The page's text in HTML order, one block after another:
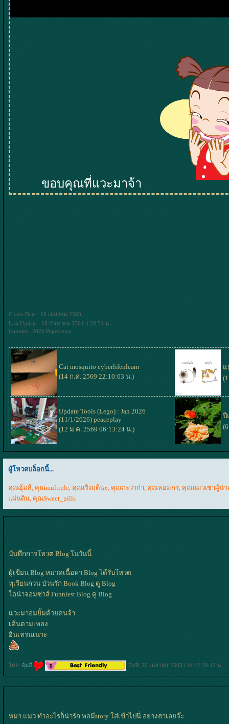
ขอบคุณที่แวะมาจ้า
Create Date : 19 เมษายน 2563
Last Update : 18 กันยายน 2564 4:28:54 น.
Counter : 2025 Pageviews.
Cat mosquito cyberlifenlearn
(14 ก.ค. 2569 22:10:03 น.)
Update Tools (Lego) : Jan 2026
(11/1/2026) peaceplay
(12 ม.ค. 2569 06:13:24 น.)
ปี
ผู้โหวตบล็อกนี้...
คุณอุ้มสี, คุณmultiple, คุณเริงฤดีนะ, คุณกะว่าก๋า, คุณหอมกร, คุณแมวเซาผู้น่า
ผ่นดิน, คุณSweet_pills
บันทึกการโหวต Blog ในวันนี้
ผู้เขียน Blog หมวดเนื้อหา Blog ได้รับโหวต
ทุเรียนกวน ป่วนรัก Book Blog ดู Blog
อน่าจอมซ่าส์ Funniest Blog ดู Blog
วะมาอมยิ้มด้วยคนจ้า
เต้นตามเพลง
อินเทรนเนาะ
ดย: อุ้มสี วันที่: 20 เมษายน 2563 เวลา:2:30:42 น.
หมา แมว ทำอะไรก็น่ารัก พอมีstory ใส่เข้าไปนี่ อย่างฮาเลยจ๊ะ